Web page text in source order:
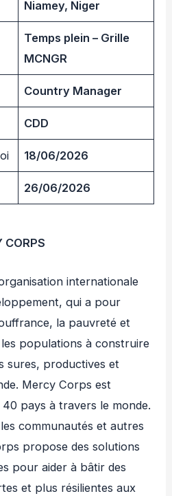
Niamey, Niger
Temps plein – Grille
MCNGR
Country Manager
CDD
18/06/2026
26/06/2026
CORPS
internationale
qui a pour
la pauvreté et
les populations à construire
sures, productives et
Mercy Corps est
pays à travers le monde.
communautés et autres
propose des solutions
pour aider à bâtir des
et plus résilientes aux